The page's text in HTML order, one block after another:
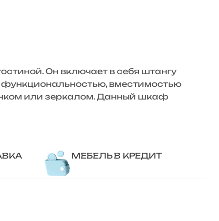
Он включает в себя штангу
вместимостью
или зеркалом. Данный шкаф
МЕБЕЛЬ В КРЕДИТ